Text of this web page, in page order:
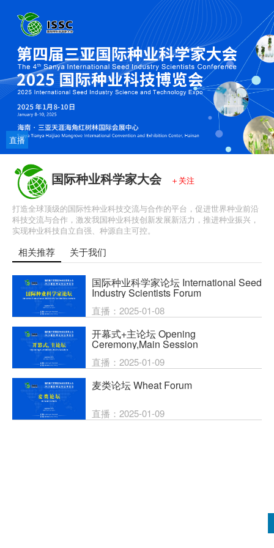
直播
静
加
载
完
毕:
度:
0%
播
放
国际种业科学家大会 ＋关注
打造全球顶级的国际性种业科技交流与合作的平台，促进世界种业前沿
科技交流与合作，激发我国种业科技创新发展新活力，推进种业振兴，
实现种业科技自立自强、种源自主可控。
相关推荐 关于我们
国际种业科学家论坛 International Seed
Industry Scientists Forum
直播：2025-01-08
开幕式+主论坛 Opening
Ceremony,Main Session
直播：2025-01-09
麦类论坛 Wheat Forum
直播：2025-01-09